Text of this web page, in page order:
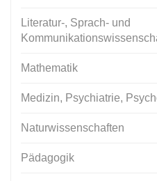
Literatur-, Sprach- und
Mathematik
Medizin, Psychiatrie,
Naturwissenschaften
Pädagogik